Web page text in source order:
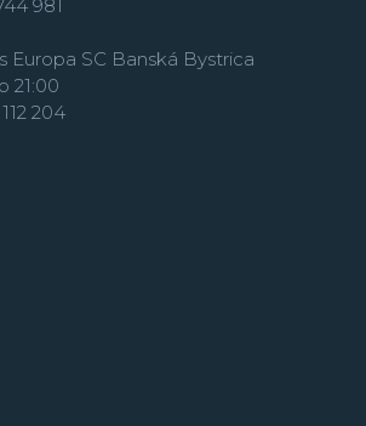
981
Europa SC Banská Bystrica
21:00
204